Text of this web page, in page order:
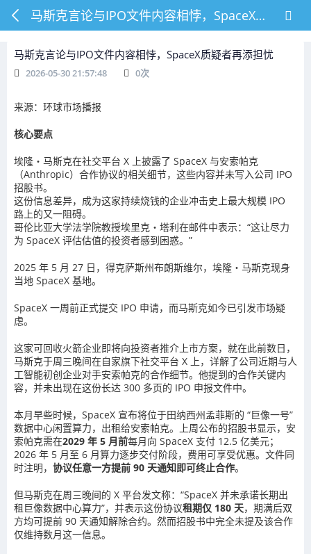
马斯克言论与IPO文件内容相悖，SpaceX质疑者再添担忧
马斯克言论与IPO文件内容相悖，SpaceX质疑者再添担忧
2026-05-30 21:57:48 0次
来源：环球市场播报
核心要点
埃隆・马斯克在社交平台 X 上披露了 SpaceX 与安索帕克
（Anthropic）合作协议的相关细节，这些内容并未写入公司 IPO
招股书。
这份信息差异，成为这家持续烧钱的企业冲击史上最大规模 IPO
路上的又一阻碍。
哥伦比亚大学法学院教授埃里克・塔利在邮件中表示：“这让尽力
为 SpaceX 评估估值的投资者感到困惑。”
2025 年 5 月 27 日，得克萨斯州布朗斯维尔，埃隆・马斯克现身
当地 SpaceX 基地。
SpaceX 一周前正式提交 IPO 申请，而马斯克如今已引发市场疑
虑。
这家可回收火箭企业即将向投资者推介上市方案，就在此前数日，
马斯克于周三晚间在自家旗下社交平台 X 上，详解了公司近期与人
工智能初创企业对手安索帕克的合作细节。他提到的合作关键内
容，并未出现在这份长达 300 多页的 IPO 申报文件中。
本月早些时候，SpaceX 宣布将位于田纳西州孟菲斯的 “巨像一号”
数据中心闲置算力，出租给安索帕克。上周公布的招股书显示，安
索帕克需在2029 年 5 月前每月向 SpaceX 支付 12.5 亿美元；
2026 年 5 月至 6 月算力逐步交付阶段，费用可享受优惠。文件同
时注明， 协议任意一方提前 90 天通知即可终止合作。
但马斯克在周三晚间的 X 平台发文称：“SpaceX 并未承诺长期出
租巨像数据中心算力”，并表示这份协议租期仅 180 天，期满后双
方均可提前 90 天通知解除合约。然而招股书中完全未提及该合作
仅维持数月这一信息。